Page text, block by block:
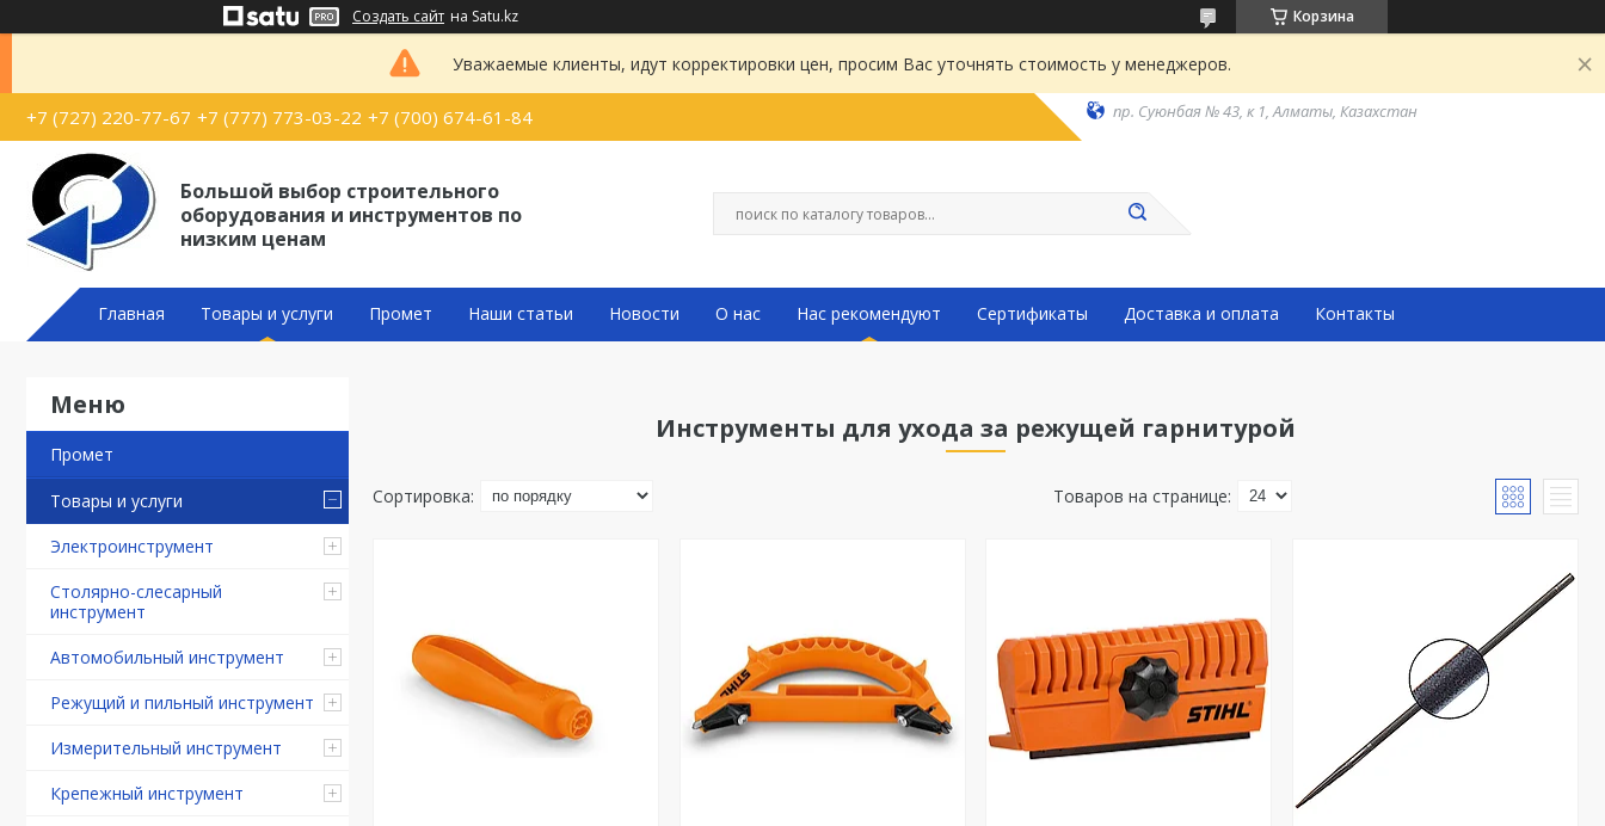
Создать сайт на Satu.kz Корзина
Уважаемые клиенты, идут корректировки цен, просим Вас уточнять стоимость у менеджеров.
+7 (727) 220-77-67 +7 (777) 773-03-22 +7 (700) 674-61-84 пр. Суюнбая № 43, к 1, Алматы, Казахстан
Большой выбор строительного
оборудования и инструментов по
низким ценам
Главная Товары и услуги Промет Наши статьи Новости О нас Нас рекомендуют Сертификаты Доставка и оплата Контакты
Промет
Товары и услуги
Электроинструмент
Столярно-слесарный
инструмент
Автомобильный инструмент
Режущий и пильный инструмент
Измерительный инструмент
Крепежный инструмент
Инструменты для ухода за режущей гарнитурой